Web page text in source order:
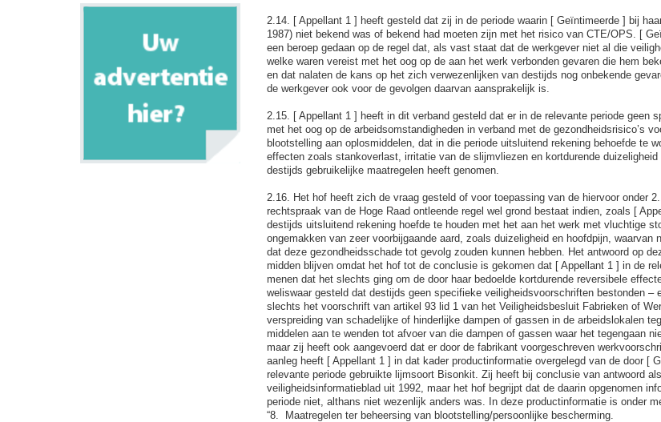
2.14. [ Appellant 1 ] heeft gesteld dat zij in de periode waarin [ Geïntimeerde ] bij
1987) niet bekend was of bekend had moeten zijn met het risico van CTE/OPS. [
een beroep gedaan op de regel dat, als vast staat dat de werkgever niet al die
welke waren vereist met het oog op de aan het werk verbonden gevaren die hem
en dat nalaten de kans op het zich verwezenlijken van destijds nog onbekende
de werkgever ook voor de gevolgen daarvan aansprakelijk is.
2.15. [ Appellant 1 ] heeft in dit verband gesteld dat er in de relevante periode geen
met het oog op de arbeidsomstandigheden in verband met de gezondheidsrisico’s
blootstelling aan oplosmiddelen, dat in die periode uitsluitend rekening behoefde te
effecten zoals stankoverlast, irritatie van de slijmvliezen en kortdurende
destijds gebruikelijke maatregelen heeft genomen.
2.16. Het hof heeft zich de vraag gesteld of voor toepassing van de hiervoor onder
rechtspraak van de Hoge Raad ontleende regel wel grond bestaat indien, zoals [
destijds uitsluitend rekening hoefde te houden met het aan het werk met vluchtige
ongemakken van zeer voorbijgaande aard, zoals duizeligheid en hoofdpijn, waarvan
dat deze gezondheidsschade tot gevolg zouden kunnen hebben. Het antwoord op
midden blijven omdat het hof tot de conclusie is gekomen dat [ Appellant 1 ] in de
menen dat het slechts ging om de door haar bedoelde kortdurende reversibele
weliswaar gesteld dat destijds geen specifieke veiligheidsvoorschriften bestonden –
slechts het voorschrift van artikel 93 lid 1 van het Veiligheidsbesluit Fabrieken of
verspreiding van schadelijke of hinderlijke dampen of gassen in de arbeidslokalen
middelen aan te wenden tot afvoer van die dampen of gassen waar het tegengaan
maar zij heeft ook aangevoerd dat er door de fabrikant voorgeschreven
aanleg heeft [ Appellant 1 ] in dat kader productinformatie overgelegd van de door [
relevante periode gebruikte lijmsoort Bisonkit. Zij heeft bij conclusie van antwoord
veiligheidsinformatieblad uit 1992, maar het hof begrijpt dat de daarin opgenomen
periode niet, althans niet wezenlijk anders was. In deze productinformatie is onder
“8. Maatregelen ter beheersing van blootstelling/persoonlijke bescherming.